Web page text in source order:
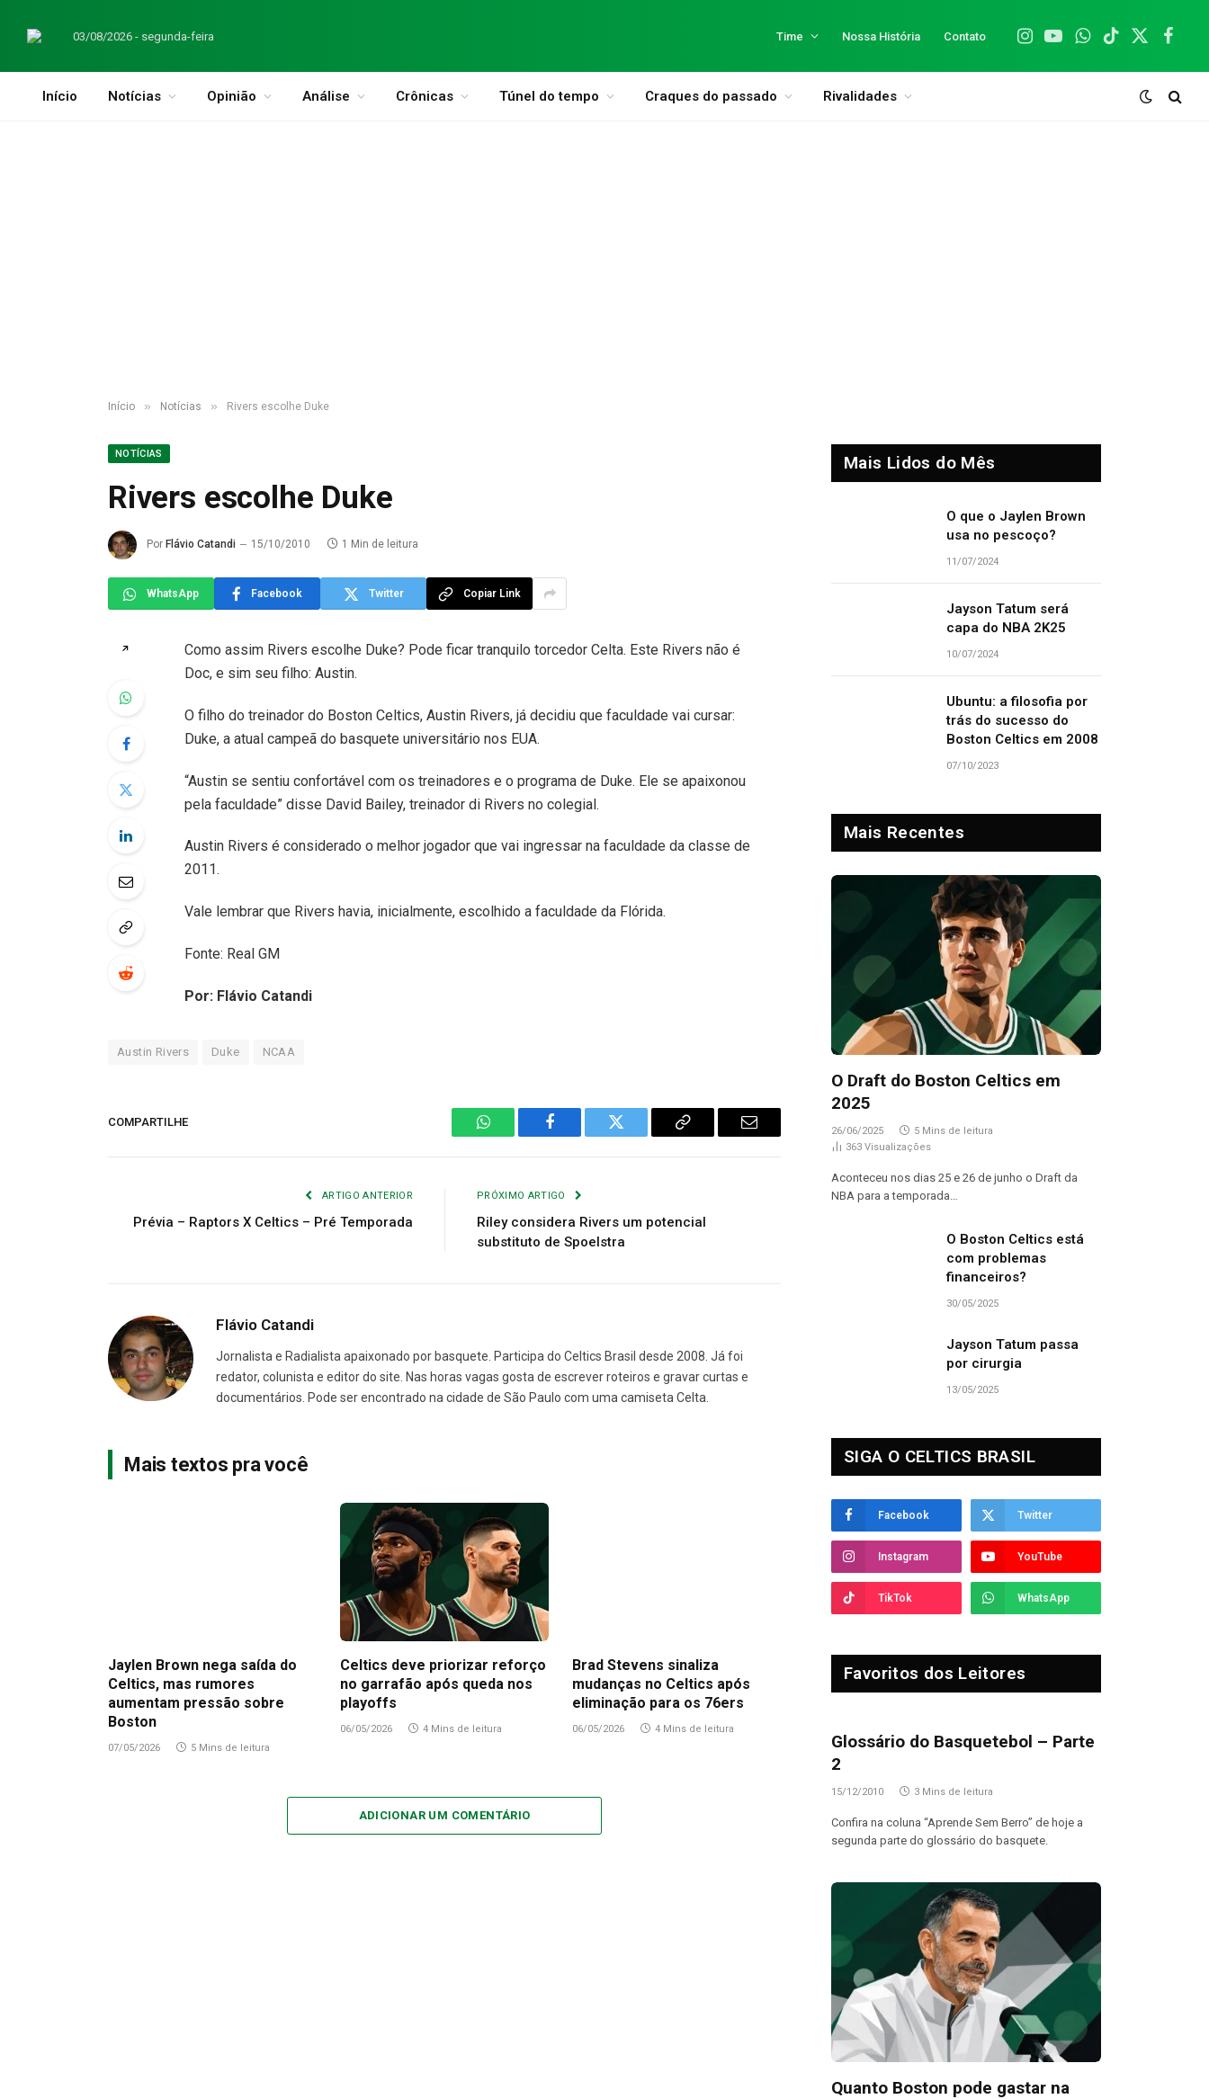
03/08/2026 - segunda-feira Time Nossa História Contato
Instagram
YouTubeWhatsApp
TikTok
X
Início Notícias Opinião Análise Crônicas Túnel do tempo Craques do passado Rivalidades
Início » Notícias » Rivers escolhe Duke
NOTÍCIAS
Rivers escolhe Duke
Por Flávio Catandi 15/10/2010 1 Min de leitura
WhatsApp Facebook Twitter Copiar Link
↗
Como assim Rivers escolhe Duke? Pode ficar tranquilo torcedor Celta. Este Rivers não é
Doc, e sim seu filho: Austin.
O filho do treinador do Boston Celtics, Austin Rivers, já decidiu que faculdade vai cursar:
Duke, a atual campeã do basquete universitário nos EUA.
“Austin se sentiu confortável com os treinadores e o programa de Duke. Ele se apaixonou
pela faculdade” disse David Bailey, treinador di Rivers no colegial.
Austin Rivers é considerado o melhor jogador que vai ingressar na faculdade da classe de
2011.
Vale lembrar que Rivers havia, inicialmente, escolhido a faculdade da Flórida.
Fonte: Real GM
Por: Flávio Catandi
Austin Rivers Duke NCAA
COMPARTILHE
WhatsAppFacebook Twitter
Copiar
E-
ARTIGO ANTERIOR
Prévia – Raptors X Celtics – Pré Temporada
PRÓXIMO ARTIGO
Riley considera Rivers um potencial
substituto de Spoelstra
Flávio Catandi
Jornalista e Radialista apaixonado por basquete. Participa do Celtics Brasil desde 2008. Já foi
redator, colunista e editor do site. Nas horas vagas gosta de escrever roteiros e gravar curtas e
documentários. Pode ser encontrado na cidade de São Paulo com uma camiseta Celta.
Mais textos pra você
Jaylen Brown nega saída do
Celtics, mas rumores
aumentam pressão sobre
Boston
07/05/2026 5 Mins de leitura
Celtics deve priorizar reforço
no garrafão após queda nos
playoffs
06/05/2026 4 Mins de leitura
Brad Stevens sinaliza
mudanças no Celtics após
eliminação para os 76ers
06/05/2026 4 Mins de leitura
ADICIONAR UM COMENTÁRIO
Mais Lidos do Mês
O que o Jaylen Brown
usa no pescoço?
11/07/2024
Jayson Tatum será
capa do NBA 2K25
10/07/2024
Ubuntu: a filosofia por
trás do sucesso do
Boston Celtics em 2008
07/10/2023
Mais Recentes
O Draft do Boston Celtics em
2025
26/06/2025
5 Mins de leitura
363 Visualizações
Aconteceu nos dias 25 e 26 de junho o Draft da
NBA para a temporada…
O Boston Celtics está
com problemas
financeiros?
30/05/2025
Jayson Tatum passa
por cirurgia
13/05/2025
SIGA O CELTICS BRASIL
Facebook Twitter
Instagram YouTube
TikTok WhatsApp
Favoritos dos Leitores
Glossário do Basquetebol – Parte
2
15/12/2010 3 Mins de leitura
Confira na coluna “Aprende Sem Berro” de hoje a
segunda parte do glossário do basquete.
Quanto Boston pode gastar na